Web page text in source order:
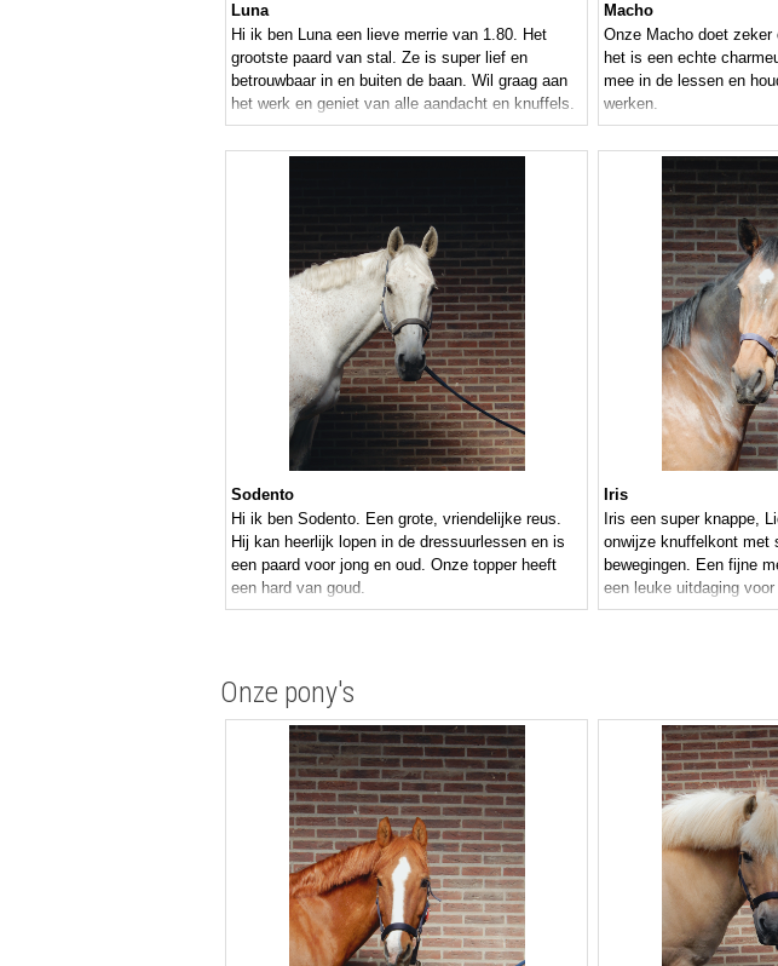
Luna
Hi ik ben Luna een lieve merrie van 1.80. Het
grootste paard van stal. Ze is super lief en
betrouwbaar in en buiten de baan. Wil graag aan
het werk en geniet van alle aandacht en knuffels.
Macho
Onze Macho doet
het is een echte
mee in de lessen en
werken.
Sodento
Hi ik ben Sodento. Een grote, vriendelijke reus.
Hij kan heerlijk lopen in de dressuurlessen en is
een paard voor jong en oud. Onze topper heeft
een hard van goud.
Iris
Iris een super knappe,
onwijze knuffelkont met
bewegingen. Een fijne
een leuke uitdaging
Onze pony's